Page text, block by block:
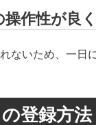
作性が良
ないため、一日
登録方法